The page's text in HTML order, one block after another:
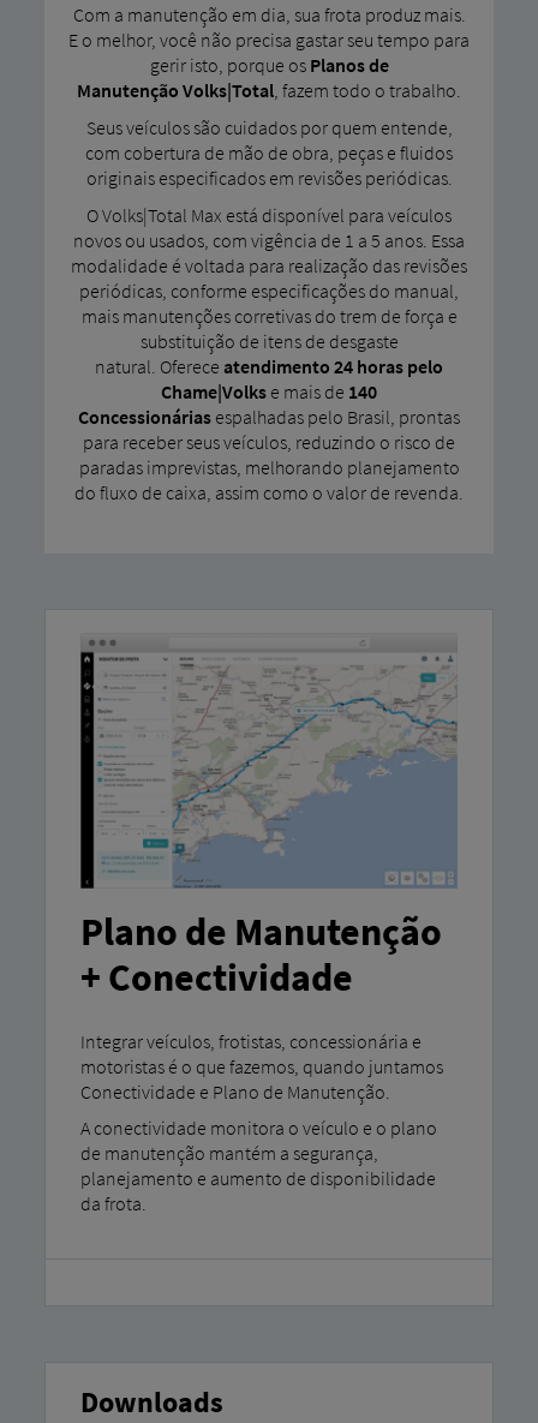
Com a manutenção em dia, sua frota produz mais.
E o melhor, você não precisa gastar seu tempo para
gerir isto, porque os Planos de
Manutenção Volks|Total , fazem todo o trabalho.
Seus veículos são cuidados por quem entende,
com cobertura de mão de obra, peças e fluidos
originais especificados em revisões periódicas.
O Volks|Total Max está disponível para veículos
novos ou usados, com vigência de 1 a 5 anos. Essa
modalidade é voltada para realização das revisões
periódicas, conforme especificações do manual,
mais manutenções corretivas do trem de força e
substituição de itens de desgaste
natural. Oferece atendimento 24 horas pelo
Chame|Volks e mais de 140
Concessionárias espalhadas pelo Brasil, prontas
para receber seus veículos, reduzindo o risco de
paradas imprevistas, melhorando planejamento
do fluxo de caixa, assim como o valor de revenda.
Plano de Manutenção
+ Conectividade
Integrar veículos, frotistas, concessionária e
motoristas é o que fazemos, quando juntamos
Conectividade e Plano de Manutenção.
A conectividade monitora o veículo e o plano
de manutenção mantém a segurança,
planejamento e aumento de disponibilidade
da frota.
Downloads